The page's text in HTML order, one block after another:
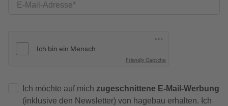
E-Mail-Adresse
Friendly Captcha
Ich möchte auf mich zugeschnittene E-Mail-Werbung
(inklusive den Newsletter) von hagebau erhalten. Ich